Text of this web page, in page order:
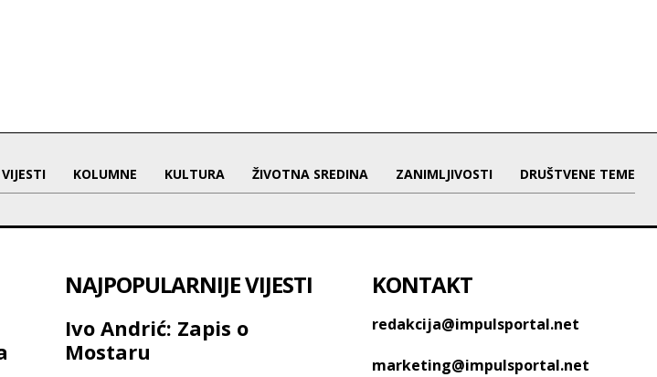
VIJESTI KOLUMNE KULTURA ŽIVOTNA SREDINA ZANIMLJIVOSTI DRUŠTVENE TEME
NAJPOPULARNIJE VIJESTI
Ivo Andrić: Zapis o
Mostaru
KONTAKT
redakcija@impulsportal.net
marketing@impulsportal.net